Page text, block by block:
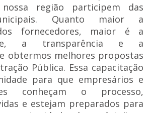
região participem das
Quanto maior a
fornecedores, maior é a
a transparência e a
obtermos melhores propostas
Pública. Essa capacitação
para que empresários e
conheçam o processo,
e estejam preparados para